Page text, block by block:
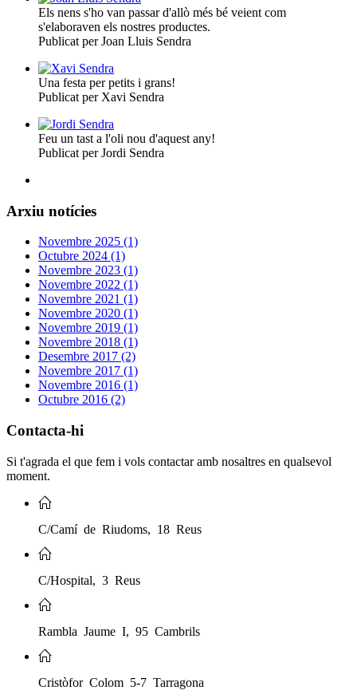
Els nens s'ho van passar d'allò més bé veient com
s'elaboraven els nostres productes.
Publicat per Joan Lluis Sendra
Una festa per petits i grans!
Publicat per Xavi Sendra
Feu un tast a l'oli nou d'aquest any!
Publicat per Jordi Sendra
Arxiu notícies
Novembre 2025 (1)
Octubre 2024 (1)
Novembre 2023 (1)
Novembre 2022 (1)
Novembre 2021 (1)
Novembre 2020 (1)
Novembre 2019 (1)
Novembre 2018 (1)
Desembre 2017 (2)
Novembre 2017 (1)
Novembre 2016 (1)
Octubre 2016 (2)
Contacta-hi
Si t'agrada el que fem i vols contactar amb nosaltres en qualsevol
moment.
C/Camí de Riudoms, 18 Reus
C/Hospital, 3 Reus
Rambla Jaume I, 95 Cambrils
Cristòfor Colom 5-7 Tarragona